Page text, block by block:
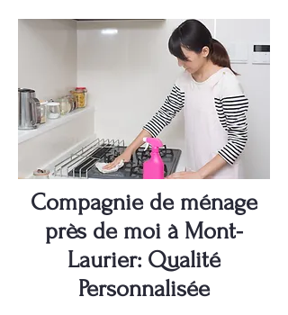
Compagnie de ménage
près de moi à Mont-
Laurier: Qualité
Personnalisée